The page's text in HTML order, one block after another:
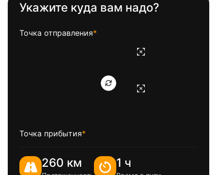
Укажите куда вам надо?
Точка отправления*
Точка прибытия*
260 км 1 ч